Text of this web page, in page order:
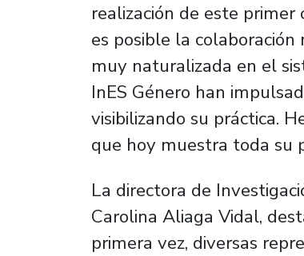
realización de este
es posible la
muy naturalizada en el
InES Género han
visibilizando su práctica.
que hoy muestra toda su
La directora de
Carolina Aliaga Vidal,
primera vez, diversas